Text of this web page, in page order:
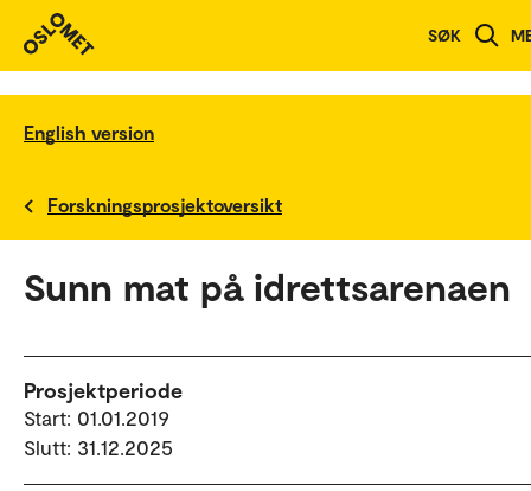
SØK
English version
Forskningsprosjektoversikt
Sunn mat på idrettsarenaen
Prosjektperiode
Start: 01.01.2019
Slutt: 31.12.2025